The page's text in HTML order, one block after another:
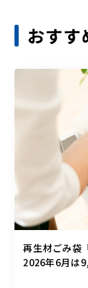
おすす
再生材ごみ袋
2026年6月は